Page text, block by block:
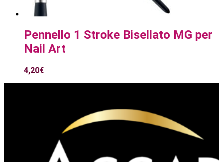
Pennello 1 Stroke Bisellato MG per
Nail Art
4,20€